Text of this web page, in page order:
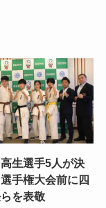
生選手5人が決
手権大会前に四
を表敬